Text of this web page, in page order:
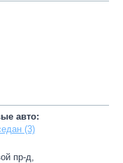
авто:
(3)
пр-д,